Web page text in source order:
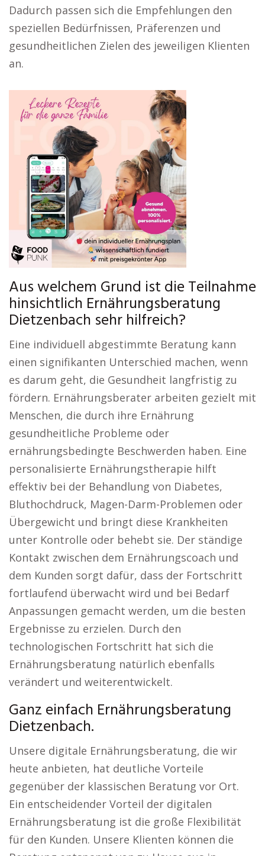
Dadurch passen sich die Empfehlungen den
speziellen Bedürfnissen, Präferenzen und
gesundheitlichen Zielen des jeweiligen Klienten
an.
Aus welchem Grund ist die Teilnahme
hinsichtlich Ernährungsberatung
Dietzenbach sehr hilfreich?
Eine individuell abgestimmte Beratung kann
einen signifikanten Unterschied machen, wenn
es darum geht, die Gesundheit langfristig zu
fördern. Ernährungsberater arbeiten gezielt mit
Menschen, die durch ihre Ernährung
gesundheitliche Probleme oder
ernährungsbedingte Beschwerden haben. Eine
personalisierte Ernährungstherapie hilft
effektiv bei der Behandlung von Diabetes,
Bluthochdruck, Magen-Darm-Problemen oder
Übergewicht und bringt diese Krankheiten
unter Kontrolle oder behebt sie. Der ständige
Kontakt zwischen dem Ernährungscoach und
dem Kunden sorgt dafür, dass der Fortschritt
fortlaufend überwacht wird und bei Bedarf
Anpassungen gemacht werden, um die besten
Ergebnisse zu erzielen. Durch den
technologischen Fortschritt hat sich die
Ernährungsberatung natürlich ebenfalls
verändert und weiterentwickelt.
Ganz einfach Ernährungsberatung
Dietzenbach.
Unsere digitale Ernährungsberatung, die wir
heute anbieten, hat deutliche Vorteile
gegenüber der klassischen Beratung vor Ort.
Ein entscheidender Vorteil der digitalen
Ernährungsberatung ist die große Flexibilität
für den Kunden. Unsere Klienten können die